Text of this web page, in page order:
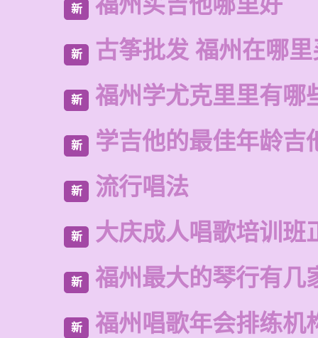
新
新 古筝批发 福州在哪
新 福州学尤克里里有哪
新 学吉他的最佳年龄吉
新 流行唱法
新 大庆成人唱歌培训班
新 福州最大的琴行有几
新 福州唱歌年会排练机